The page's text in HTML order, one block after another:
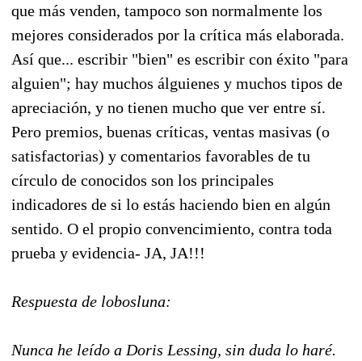
que más venden, tampoco son normalmente los
mejores considerados por la crítica más elaborada.
Así que... escribir "bien" es escribir con éxito "para
alguien"; hay muchos álguienes y muchos tipos de
apreciación, y no tienen mucho que ver entre sí.
Pero premios, buenas críticas, ventas masivas (o
satisfactorias) y comentarios favorables de tu
círculo de conocidos son los principales
indicadores de si lo estás haciendo bien en algún
sentido. O el propio convencimiento, contra toda
prueba y evidencia- JA, JA!!!
Respuesta de lobosluna:
Nunca he leído a Doris Lessing, sin duda lo haré.